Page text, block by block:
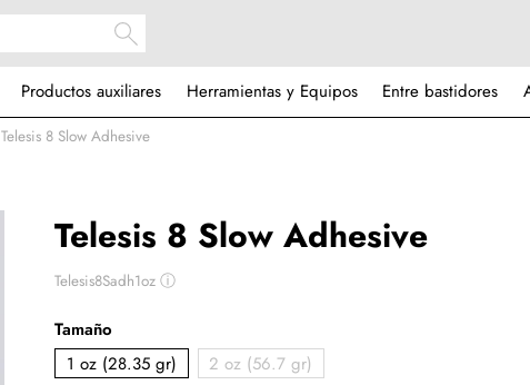
Productos auxiliares Herramientas y Equipos Entre bastidores
Telesis 8 Slow Adhesive
Telesis 8 Slow Adhesive
Telesis8Sadh1ozⓘ
Tamaño
1 oz (28.35 gr)
2 oz (56.7 gr)